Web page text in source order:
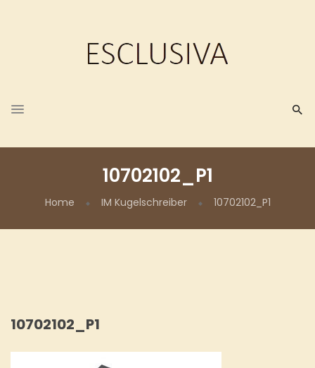
10702102_P1
Home IM Kugelschreiber 10702102_P1
10702102_P1